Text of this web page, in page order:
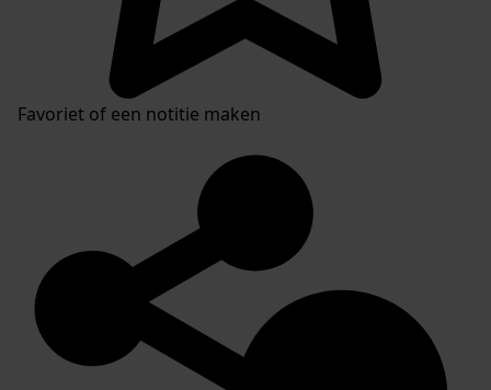
Favoriet of een notitie maken